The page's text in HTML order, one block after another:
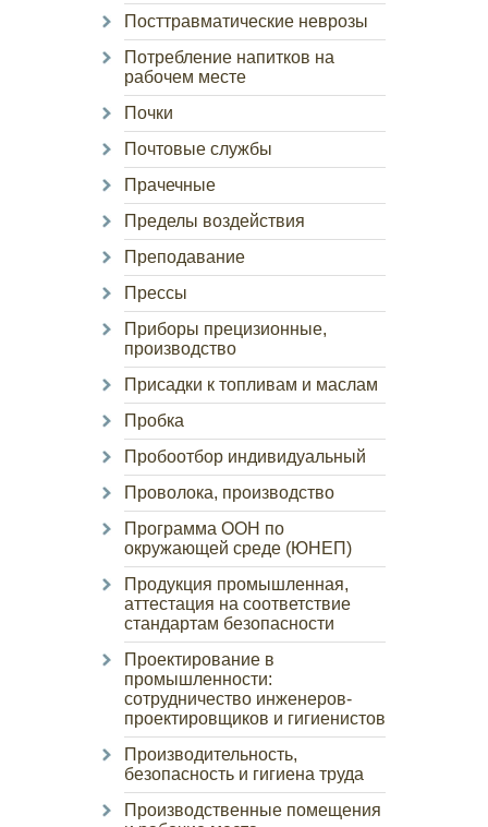
Посттравматические неврозы
Потребление напитков на
рабочем месте
Почки
Почтовые службы
Прачечные
Пределы воздействия
Преподавание
Прессы
Приборы прецизионные,
производство
Присадки к топливам и маслам
Пробка
Пробоотбор индивидуальный
Проволока, производство
Программа ООН по
окружающей среде (ЮНЕП)
Продукция промышленная,
аттестация на соответствие
стандартам безопасности
Проектирование в
промышленности:
сотрудничество инженеров-
проектировщиков и гигиенистов
Производительность,
безопасность и гигиена труда
Производственные помещения